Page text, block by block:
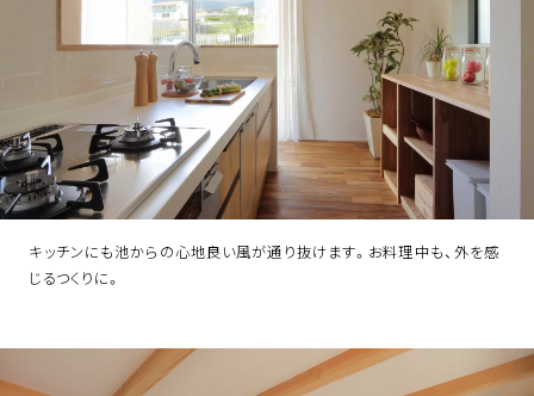
キッチンにも池からの心地良い風が通り抜けます。お料理中も、外を感
じるつくりに。